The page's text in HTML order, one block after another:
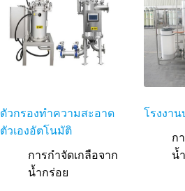
ตัวกรองทำความสะอาด
ตัวเองอัตโนมัติ
การกำจัดเกลือจาก
น้ำกร่อย
โรงงา
ก
น้